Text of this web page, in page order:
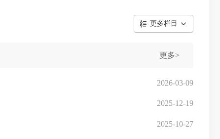
更多栏目
更多>
2026-03-09
2025-12-19
2025-10-27